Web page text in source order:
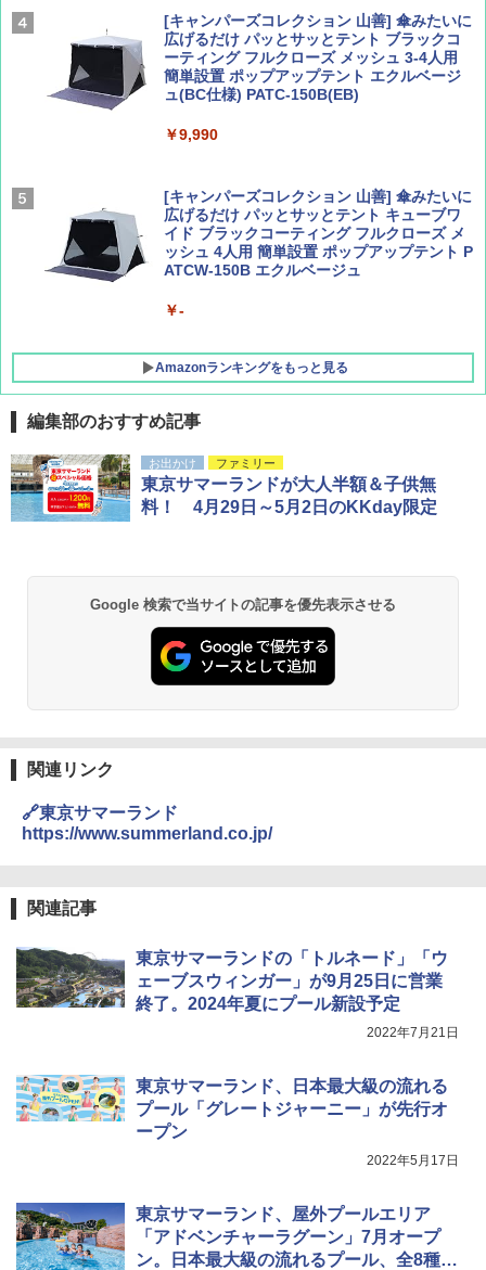
AIRLINE（エアライン）2026年9月号【特
集】ボーイング110周年を祝して！
￥1,760
￥2,277
新しい日本地理 地図・統計・移動から読み
解く (講談社現代新書)
￥1,540
[キャンパーズコレクション 山善] 傘みたいに
広げるだけ パッとサッとテント ブラックコ
ーティング フルクローズ メッシュ 3-4人用
簡単設置 ポップアップテント エクルベージ
ュ(BC仕様) PATC-150B(EB)
￥9,990
[キャンパーズコレクション 山善] 傘みたいに
広げるだけ パッとサッとテント キューブワ
イド ブラックコーティング フルクローズ メ
ッシュ 4人用 簡単設置 ポップアップテント P
ATCW-150B エクルベージュ
￥-
Amazonランキングをもっと見る
DEWEL パラソル 大型 ビーチ アウトドアパ
ラソル ガーデン サイトシート付 折りたたみ
防水 UVカット 4段階高さ調整 軽量 収納袋付
き
BUNDOK(バンドック)ソロ ドーム 1 EX BDK
-08EX カーキ ソロキャンプ ポリエステル フ
レーム テント
￥14,800
￥2,980
サーフライダーファウンデーション Surfride
r Foundation コラボ Aフレーム メンズ レデ
ィース 帽子 スナップバック a-frame 9フォー
ティー男女兼用ユニセックス 夏用 日除けUV
熊撃退スプレー 熊よけスプレー 熊スプレー
【日本企業販売】超強力クマ対策スプレー 30
0ml（連続噴射30秒）110ml（連続噴射15
関の購入実績 登山・キャンプ・アウトドア・
防災用品 長期保存可能 緊急時用 日本国内発
送
編集部のおすすめ記事
お出かけ ファミリー
東京サマーランドが大人半額＆子供無
料！ 4月29日～5月2日のKKday限定
Google 検索で当サイトの記事を優先表示させる
関連リンク
🔗東京サマーランド
https://www.summerland.co.jp/
関連記事
東京サマーランドの「トルネード」「ウ
ェーブスウィンガー」が9月25日に営業
終了。2024年夏にプール新設予定
2022年7月21日
東京サマーランド、日本最大級の流れる
プール「グレートジャーニー」が先行オ
ープン
2022年5月17日
東京サマーランド、屋外プールエリア
「アドベンチャーラグーン」7月オープ
ン。日本最大級の流れるプール、全8種の